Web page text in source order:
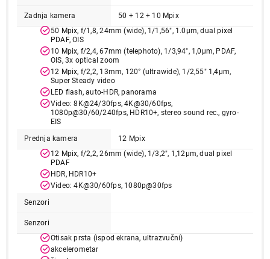
Zadnja kamera
50 + 12 + 10 Mpix
50 Mpix, f/1,8, 24mm (wide), 1/1,56", 1.0µm, dual pixel
PDAF, OIS
10 Mpix, f/2,4, 67mm (telephoto), 1/3,94", 1,0µm, PDAF,
OIS, 3x optical zoom
12 Mpix, f/2,2, 13mm, 120° (ultrawide), 1/2,55" 1,4µm,
Super Steady video
LED flash, auto-HDR, panorama
Video: 8K@24/30fps, 4K@30/60fps,
1080p@30/60/240fps, HDR10+, stereo sound rec., gyro-
EIS
Prednja kamera
12 Mpix
12 Mpix, f/2,2, 26mm (wide), 1/3,2", 1,12µm, dual pixel
PDAF
HDR, HDR10+
Video: 4K@30/60fps, 1080p@30fps
Senzori
Senzori
Otisak prsta (ispod ekrana, ultrazvučni)
akcelerometar
Nastavi kupovinu
Završi kupovinu